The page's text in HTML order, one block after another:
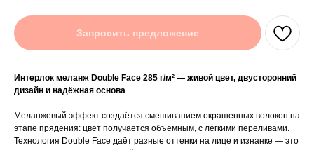
Запросить предложение
Интерлок меланж Double Face 285 г/м² — живой цвет, двусторонний
дизайн и надёжная основа
Меланжевый эффект создаётся смешиванием окрашенных волокон на
этапе прядения: цвет получается объёмным, с лёгкими переливами.
Технология Double Face даёт разные оттенки на лице и изнанке — это